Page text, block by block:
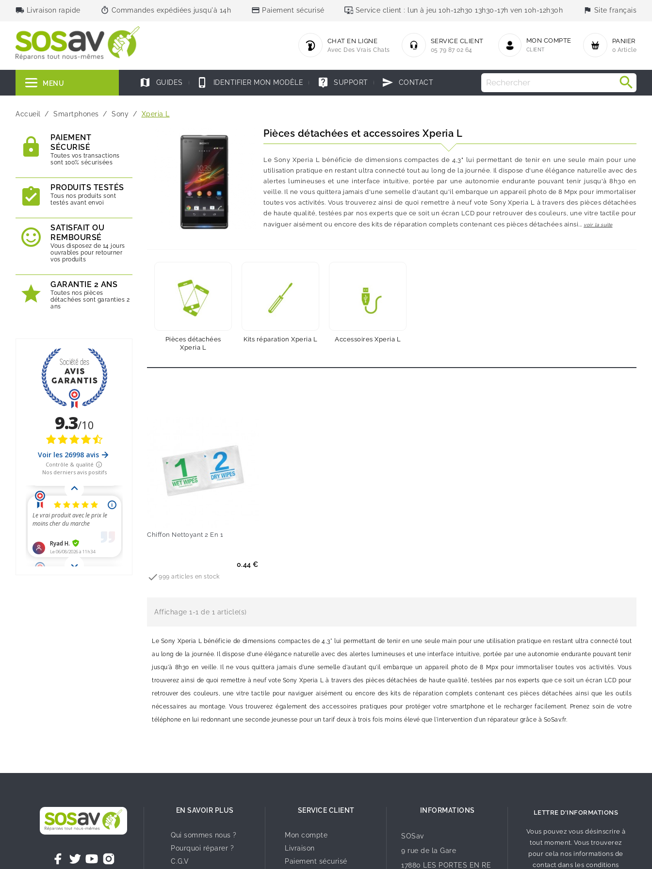
local_shipping Livraison rapide timer Commandes expédiées jusqu'à 14h credit_card Paiement sécurisé important_devices Service client : lun à jeu 10h-12h30 13h30-17h ven 10h-12h30h flag Site français
PANIER
0 Article
MON COMPTE
CLIENT
SERVICE CLIENT
05 79 87 02 64
CHAT EN LIGNE
Avec Des Vrais Chats
MENU map GUIDES phone_iphone IDENTIFIER MON MODÈLE live_help SUPPORT send CONTACT
Accueil Smartphones Sony Xperia L
PAIEMENT
SÉCURISÉ
Toutes vos transactions
sont 100% sécurisées
PRODUITS TESTÉS
Tous nos produits sont
testés avant envoi
SATISFAIT OU
REMBOURSÉ
Vous disposez de 14 jours
ouvrables pour retourner
vos produits
GARANTIE 2 ANS
Toutes nos pièces
détachées sont garanties 2
ans
Pièces détachées et accessoires Xperia L
Le Sony Xperia L bénéficie de dimensions compactes de 4,3" lui permettant de tenir en une seule main pour une
utilisation pratique en restant ultra connecté tout au long de la journée. Il dispose d'une élégance naturelle avec des
alertes lumineuses et une interface intuitive, portée par une autonomie endurante pouvant tenir jusqu'à 8h30 en
veille. Il ne vous quittera jamais d'une semelle d'autant qu'il embarque un appareil photo de 8 Mpx pour immortaliser
toutes vos activités. Vous trouverez ainsi de quoi remettre à neuf vote Sony Xperia L à travers des pièces détachées
de haute qualité, testées par nos experts que ce soit un écran LCD pour retrouver des couleurs, une vitre tactile pour
naviguer aisément ou encore des kits de réparation complets contenant ces pièces détachées ainsi... voir la suite
Pièces détachées
Xperia L
Kits réparation Xperia L Accessoires Xperia L
Chiffon Nettoyant 2 En 1
0.44 €
 999 articles en stock
Affichage 1-1 de 1 article(s)
Le Sony Xperia L bénéficie de dimensions compactes de 4,3" lui permettant de tenir en une seule main pour une utilisation pratique en restant ultra connecté tout
au long de la journée. Il dispose d'une élégance naturelle avec des alertes lumineuses et une interface intuitive, portée par une autonomie endurante pouvant tenir
jusqu'à 8h30 en veille. Il ne vous quittera jamais d'une semelle d'autant qu'il embarque un appareil photo de 8 Mpx pour immortaliser toutes vos activités. Vous
trouverez ainsi de quoi remettre à neuf vote Sony Xperia L à travers des pièces détachées de haute qualité, testées par nos experts que ce soit un écran LCD pour
retrouver des couleurs, une vitre tactile pour naviguer aisément ou encore des kits de réparation complets contenant ces pièces détachées ainsi que les outils
nécessaires au montage. Vous trouverez également des accessoires pratiques pour protéger votre smartphone et le recharger facilement. Prenez soin de votre
téléphone en lui redonnant une seconde jeunesse pour un tarif deux à trois fois moins élevé que l'intervention d'un réparateur grâce à SoSav.fr.
EN SAVOIR PLUS
Qui sommes nous ?
Pourquoi réparer ?
C.G.V
SERVICE CLIENT
Mon compte
Livraison
Paiement sécurisé
INFORMATIONS
SOSav
9 rue de la Gare
17880 LES PORTES EN RE
LETTRE D'INFORMATIONS
Vous pouvez vous désinscrire à
tout moment. Vous trouverez
pour cela nos informations de
contact dans les conditions